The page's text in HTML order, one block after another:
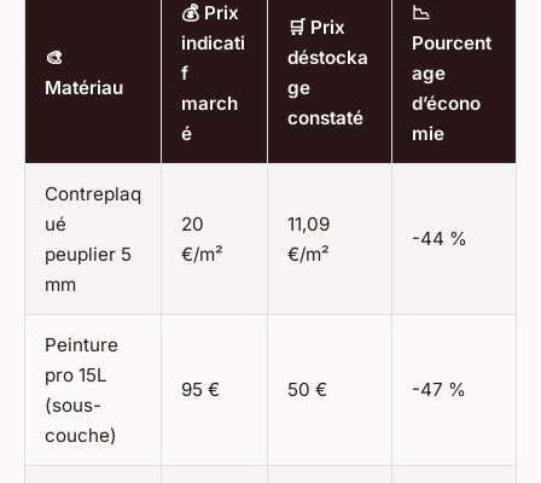
🎨
Matériau
💰 Prix
indicati
f
march
é
🛒 Prix
déstocka
ge
constaté
📉
Pourcent
age
d’écono
mie
Contreplaq
ué
peuplier 5
mm
20
€/m²
11,09
€/m²
-44 %
Peinture
pro 15L
(sous-
couche)
95 € 50 € -47 %